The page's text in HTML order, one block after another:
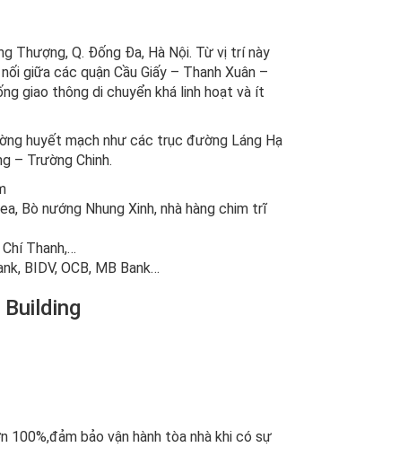
Thượng, Q. Đống Đa, Hà Nội. Từ vị trí này
giữa các quận Cầu Giấy – Thanh Xuân –
giao thông di chuyển khá linh hoạt và ít
huyết mạch như các trục đường Láng Hạ
– Trường Chinh.
Bò nướng Nhung Xinh, nhà hàng chim trĩ
Thanh,…
BIDV, OCB, MB Bank…
bảo vận hành tòa nhà khi có sự